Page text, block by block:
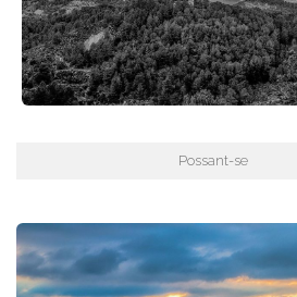
Possant-se